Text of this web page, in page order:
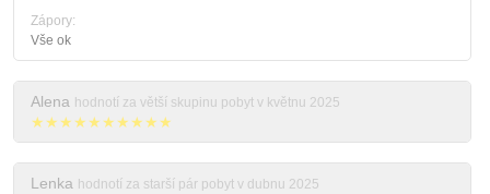
Zápory:
Vše ok
Alena hodnotí za větší skupinu pobyt v květnu 2025
★★★★★★★★★★
Lenka hodnotí za starší pár pobyt v dubnu 2025